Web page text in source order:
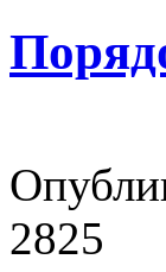
2825